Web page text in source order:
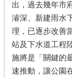
出，過去幾年市
濬深、新建雨水
理，已逐步改善
站及下水道工程
施將是「關鍵的
速推動，讓公園